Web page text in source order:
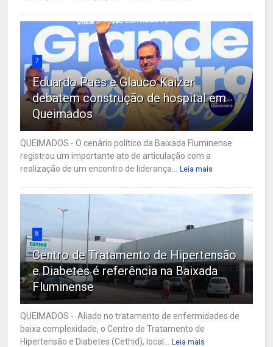
7
Eduardo Paes e Glauco Kaizer
debatem construção de hospital em
Queimados
QUEIMADOS - O cenário político da Baixada Fluminense
registrou um importante ato de articulação com a
realização de um encontro de liderança...
Leia mais
8
Centro de Tratamento de Hipertensão
e Diabetes é referência na Baixada
Fluminense
QUEIMADOS - Aliado no tratamento de enfermidades de
baixa complexidade, o Centro de Tratamento de
Hipertensão e Diabetes (Cethid), local...
Leia mais